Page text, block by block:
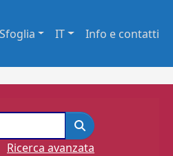
Sfoglia IT Info e contatti
Ricerca avanzata